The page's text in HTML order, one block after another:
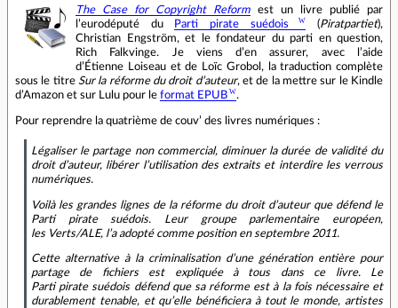
The Case for Copyright Reform est un livre publié par
l’eurodéputé du
Parti pirate suédois (Piratpartiet),
Christian Engström, et le fondateur du parti en question,
Rich Falkvinge. Je viens d’en assurer, avec l’aide
d’Étienne Loiseau et de Loïc Grobol, la traduction complète
sous le titre Sur la réforme du droit d’auteur, et de la mettre sur le Kindle
d’Amazon et sur Lulu pour le format EPUB .
Pour reprendre la quatrième de couv’ des livres numériques :
Légaliser le partage non commercial, diminuer la durée de validité du
droit d’auteur, libérer l’utilisation des extraits et interdire les verrous
numériques.
Voilà les grandes lignes de la réforme du droit d’auteur que défend le
Parti pirate suédois. Leur groupe parlementaire européen,
les Verts/ALE, l’a adopté comme position en septembre 2011.
Cette alternative à la criminalisation d’une génération entière pour
partage de fichiers est expliquée à tous dans ce livre. Le
Parti pirate suédois défend que sa réforme est à la fois nécessaire et
durablement tenable, et qu’elle bénéficiera à tout le monde, artistes